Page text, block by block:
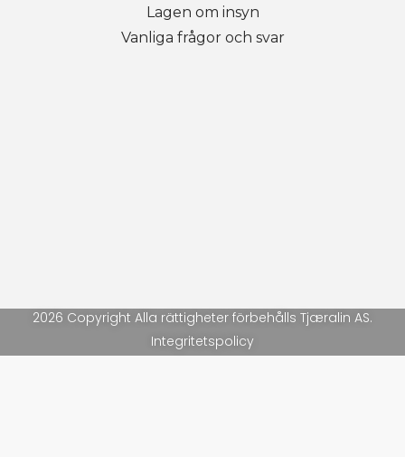
Lagen om insyn
Vanliga frågor och svar
2026 Copyright Alla rättigheter förbehålls Tjæralin AS.
Integritetspolicy